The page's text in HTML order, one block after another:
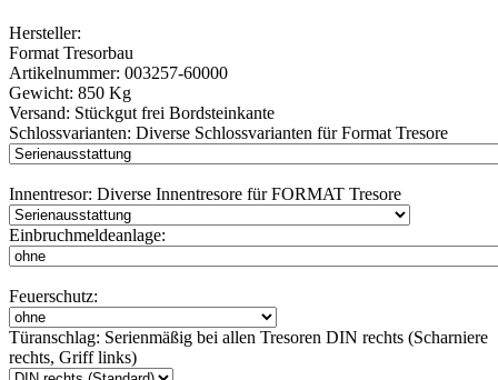
Hersteller:
Format Tresorbau
Artikelnummer: 003257-60000
Gewicht: 850 Kg
Versand: Stückgut frei Bordsteinkante
Schlossvarianten: Diverse Schlossvarianten für Format Tresore
Innentresor: Diverse Innentresore für FORMAT Tresore
Einbruchmeldeanlage:
Feuerschutz:
Türanschlag: Serienmäßig bei allen Tresoren DIN rechts (Scharniere
rechts, Griff links)